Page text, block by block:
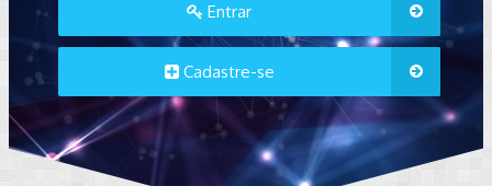
Entrar
Cadastre-se